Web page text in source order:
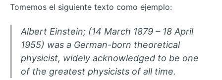
Tomemos el siguiente texto como ejemplo:
Albert Einstein; (14 March 1879 – 18 April
1955) was a German-born theoretical
physicist, widely acknowledged to be one
of the greatest physicists of all time.